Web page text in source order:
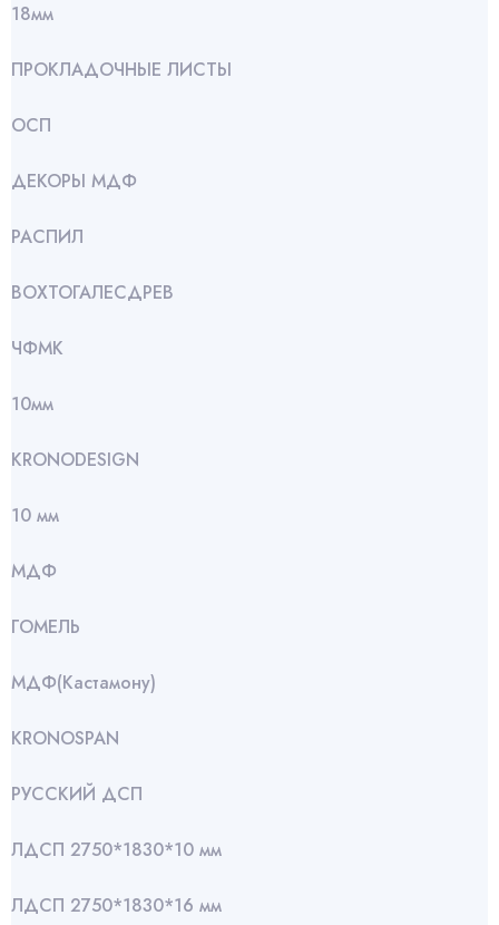
18мм
ПРОКЛАДОЧНЫЕ ЛИСТЫ
ОСП
ДЕКОРЫ МДФ
РАСПИЛ
ВОХТОГАЛЕСДРЕВ
ЧФМК
10мм
KRONODESIGN
10 мм
МДФ
ГОМЕЛЬ
МДФ(Кастамону)
KRONOSPAN
РУССКИЙ ДСП
ЛДСП 2750*1830*10 мм
ЛДСП 2750*1830*16 мм